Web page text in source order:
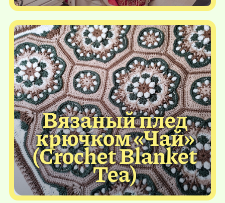
Вязаный плед
крючком «Чай»
(Crochet Blanket
Tea)